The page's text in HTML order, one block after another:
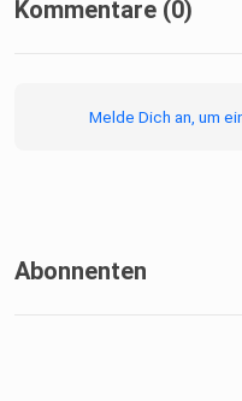
Kommentare (0)
Melde Dich an, um
Abonnenten